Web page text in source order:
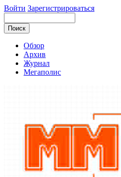
Войти Зарегистрироваться
Обзор
Архив
Журнал
Мегаполис